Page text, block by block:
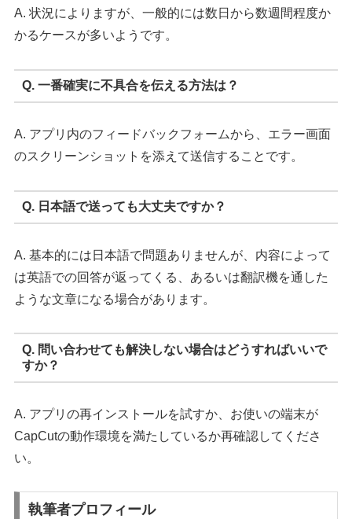
A. 状況によりますが、一般的には数日から数週間程度か
かるケースが多いようです。
Q. 一番確実に不具合を伝える方法は？
A. アプリ内のフィードバックフォームから、エラー画面
のスクリーンショットを添えて送信することです。
Q. 日本語で送っても大丈夫ですか？
A. 基本的には日本語で問題ありませんが、内容によって
は英語での回答が返ってくる、あるいは翻訳機を通した
ような文章になる場合があります。
Q. 問い合わせても解決しない場合はどうすればいいで
すか？
A. アプリの再インストールを試すか、お使いの端末が
CapCutの動作環境を満たしているか再確認してくださ
い。
執筆者プロフィール